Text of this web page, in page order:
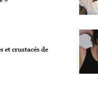
et crustacés de